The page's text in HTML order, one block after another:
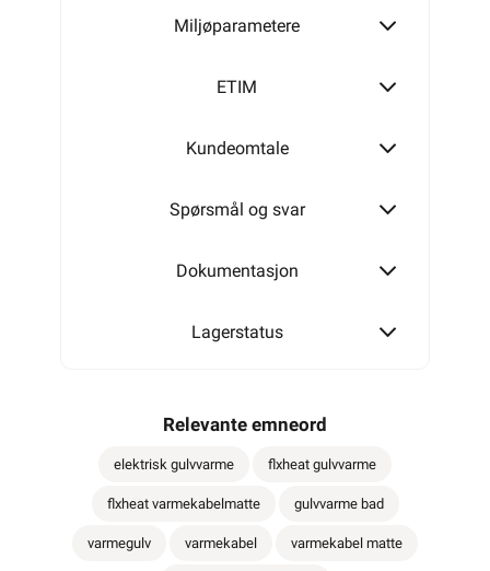
Miljøparametere
ETIM
Kundeomtale
Spørsmål og svar
Dokumentasjon
Lagerstatus
Relevante emneord
elektrisk gulvvarme flxheat gulvvarme
flxheat varmekabelmatte gulvvarme bad
varmegulv varmekabel varmekabel matte